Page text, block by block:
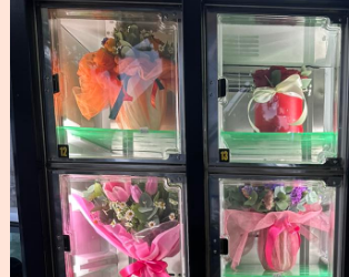
ΠΡΟΣΘΉΚΗ ΣΤΟ ΚΑΛΆΘΙ
Μπουκέτο εποχής
27.00